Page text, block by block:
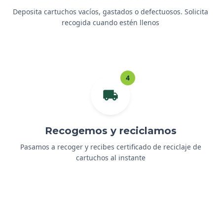
Deposita cartuchos vacíos, gastados o defectuosos. Solicita
recogida cuando estén llenos
4
Recogemos y reciclamos
Pasamos a recoger y recibes certificado de reciclaje de
cartuchos al instante